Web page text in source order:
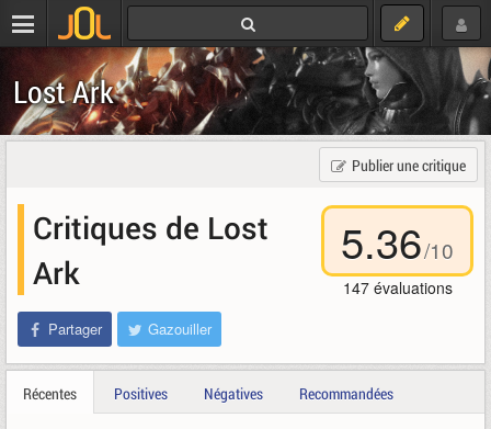
Lost Ark
Publier une critique
5.36/10
147évaluations
Critiques de Lost
Ark
Partager Gazouiller
Récentes Positives Négatives Recommandées